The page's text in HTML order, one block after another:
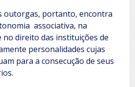
outorgas, portanto, encontra
associativa, na
no direito das instituições de
personalidades cujas
para a consecução de seus